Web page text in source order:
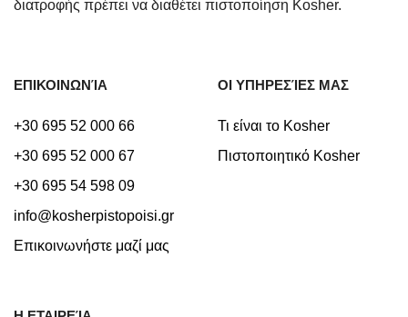
διατροφής πρέπει να διαθέτει πιστοποίηση Kosher.
ΕΠΙΚΟΙΝΩΝΊΑ
+30 695 52 000 66
+30 695 52 000 67
+30 695 54 598 09
info@kosherpistopoisi.gr
Επικοινωνήστε μαζί μας
ΟΙ ΥΠΗΡΕΣΊΕΣ ΜΑΣ
Τι είναι το Kosher
Πιστοποιητικό Kosher